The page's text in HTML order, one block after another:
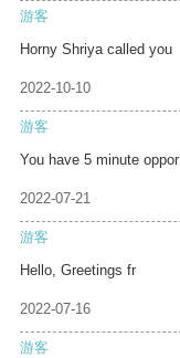
游客
Horny Shriya called you
2022-10-10
游客
You have 5 minute oppor
2022-07-21
游客
Hello, Greetings fr
2022-07-16
游客